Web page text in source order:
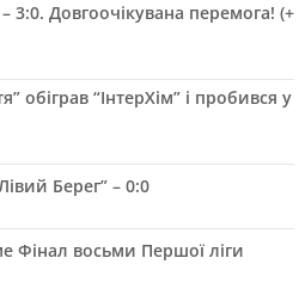
3:0. Довгоочікувана перемога! (+
обіграв “ІнтерХім” і пробився у
Берег” – 0:0
Фінал восьми Першої ліги